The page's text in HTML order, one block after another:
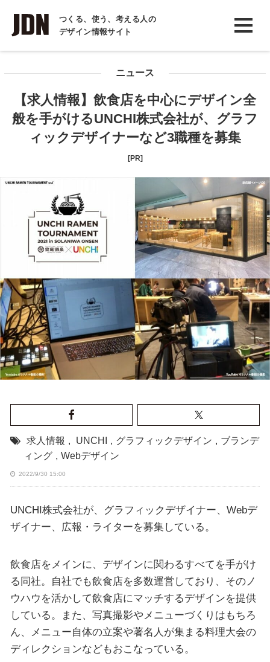
つくる、使う、考える人の
デザイン情報サイト
INTERVIEW
インタビュー
COLUMN
コラム
ニュース
【求人情報】飲食店を中心にデザイン全
般を手がけるUNCHI株式会社が、グラフ
ィックデザイナーなど3職種を募集
[PR]
求人情報 , UNCHI , グラフィックデザイン , ブランデ
ィング , Webデザイン
2022/9/30 15:00
UNCHI株式会社が、グラフィックデザイナー、Webデ
ザイナー、広報・ライターを募集している。
飲食店をメインに、デザインに関わるすべてを手がけ
る同社。自社でも飲食店を多数運営しており、そのノ
ウハウを活かして飲食店にマッチするデザインを提供
している。また、写真撮影やメニューづくりはもちろ
ん、メニュー自体の立案や著名人が集まる料理大会の
ディレクションなどもおこなっている。